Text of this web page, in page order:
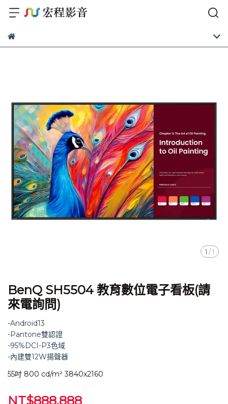
1 /1
BenQ SH5504 教育數位電子看板(請
來電詢問)
-Android13
-Pantone雙認證
-95%DCI-P3色域
-內建雙12W揚聲器
55吋 800 cd/m² 3840x2160
NT$888,888